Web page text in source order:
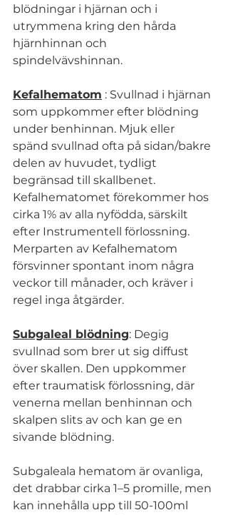
blödningar i hjärnan och i
utrymmena kring den hårda
hjärnhinnan och
spindelvävshinnan.
Kefalhematom : Svullnad i hjärnan
som uppkommer efter blödning
under benhinnan. Mjuk eller
spänd svullnad ofta på sidan/bakre
delen av huvudet, tydligt
begränsad till skallbenet.
Kefalhematomet förekommer hos
cirka 1% av alla nyfödda, särskilt
efter Instrumentell förlossning.
Merparten av Kefalhematom
försvinner spontant inom några
veckor till månader, och kräver i
regel inga åtgärder.
Subgaleal blödning: Degig
svullnad som brer ut sig diffust
över skallen. Den uppkommer
efter traumatisk förlossning, där
venerna mellan benhinnan och
skalpen slits av och kan ge en
sivande blödning.
Subgaleala hematom är ovanliga,
det drabbar cirka 1–5 promille, men
kan innehålla upp till 50-100ml